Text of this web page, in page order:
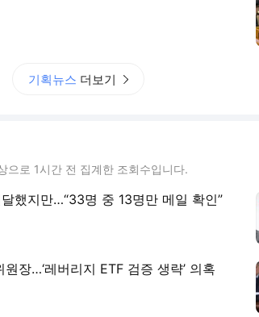
기획뉴스 더보기
으로 1시간 전 집계한 조회수입니다.
달했지만…“33명 중 13명만 메일 확인”
장…‘레버리지 ETF 검증 생략’ 의혹